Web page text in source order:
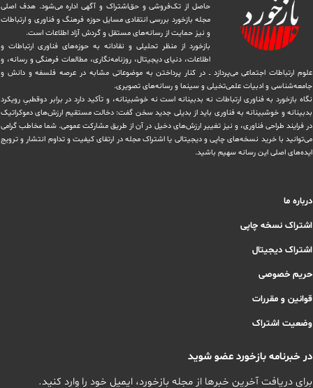
حاصل از تک‌فروشی و حق‌اشتراک و آگهی اداره می‌شود. ‏هدف اصلی
مجله بازخورد بررسی انتقادی مسایل حوزه فرهنگ و فناوری و ارتباطات
و نیز حمایت از رسانه‌های مستقل و‌ گردش ‏آزاد اطلاعات است.
بازخورد از منظر تحلیلی و نقادانه به حوزه‌های فناوری ارتباطات و
اطلاعات، دنیای دیجیتال، روزنامه‌نگاری، ‏مطالعات فرهنگی و رسانه، و
علوم ارتباطات اجتماعی می‌پردازد ــ در کنار پرداختن به موضوعاتی مشابه در عرصه فلسفه و دانش و
‏جامعه‌شناسی و ادبیات علمی‌تخیلی و سینما و رسانه‌های تصویری.
نگاه بازخورد به فناوری ارتباطات نه بدبینانه است نه خوشبینانه، و تأکید دارد ‏در برابر دوقطبیِ رویکرد
بدبینانه و خوشبینانه به فناوری باید از بدیلی جدید سخن گفت: دخالت مستقیم ارزش‌های دموکراتیک
در ‏فرایند طراحی فناوری، و نیز تغییر ارزش‌های دخيل در آن از طریق مشاركت عمومی. شما مخاطب گرامی
می‌توانید با خرید نسخه‌های چاپی و دیجیتالی یا ‏اشتراک مجله در ارتقای کیفیت و تداوم انتشار و ترویج
ایده‌های اصلی این رسانه سهیم باشید.
درباره ما
اشتراک نسخه چاپی
اشتراک دیجیتال
حریم خصوصی
قوانین و مقررات
وضعیت اشتراک
در خبرنامه بازخورد عضو شوید
برای دریافت آخرین خبرها از مجله بازخورد، ایمیل خود را وارد کنید.